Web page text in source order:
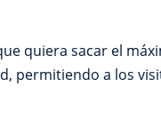
quiera sacar el
permitiendo a los